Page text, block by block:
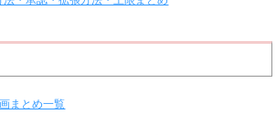
まとめ一覧